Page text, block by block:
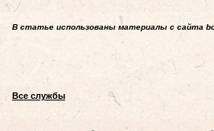
В статье использованы материалы с сайта
Все службы